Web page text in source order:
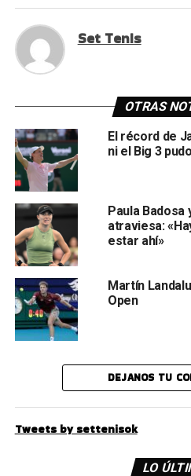
Set Tenis
OTRAS
El récord de
ni el Big 3
Paula Badosa
atraviesa:
estar ahí»
Martín
Open
DEJANOS TU
Tweets by settenisok
LO